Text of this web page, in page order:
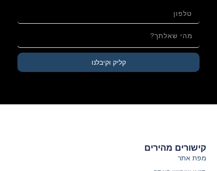
קליק וקיבלנו
קישורים מהירים
מפת אתר